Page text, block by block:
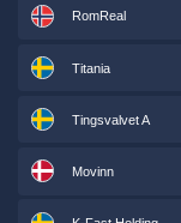
RomReal
Titania
Tingsvalvet A
Movinn